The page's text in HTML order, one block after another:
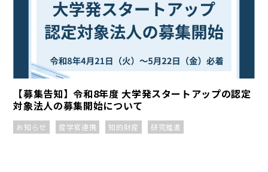
【募集告知】令和8年度 大学発スタートアップの認定
対象法人の募集開始について
お知らせ 産学官連携 知的財産 研究推進